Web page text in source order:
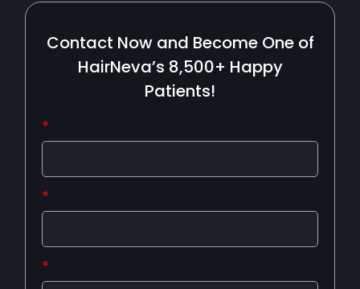
passo verso capelli più forti e sani!
:contentReference[oaicite:0]{index=0}
Contact Now and Become One of
HairNeva’s 8,500+ Happy
Patients!
*
*
*